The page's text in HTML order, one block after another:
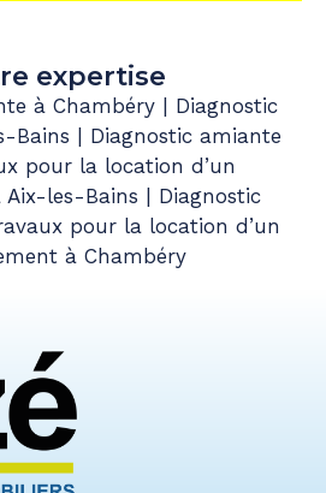
expertise
à Chambéry
Diagnostic
Bains
Diagnostic amiante
pour la location d’un
les-Bains
Diagnostic
pour la location d’un
à Chambéry